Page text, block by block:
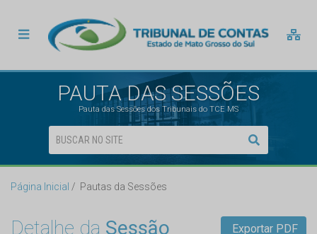
PAUTA DAS SESSÕES
Pauta das Sessões dos Tribunais do TCE MS
Página Inicial Pautas da Sessões
Detalhe da Sessão Exportar PDF